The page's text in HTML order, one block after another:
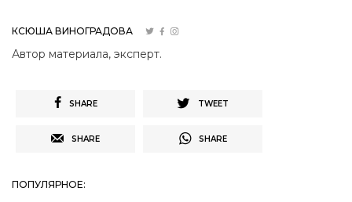
КСЮША ВИНОГРАДОВА
Автор материала, эксперт.
SHARE TWEET
SHARE SHARE
ПОПУЛЯРНОЕ: